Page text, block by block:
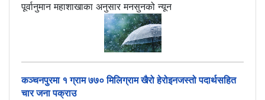
पूर्वानुमान महाशाखाका अनुसार मनसुनको न्यून
कञ्चनपुरमा १ ग्राम ७७० मिलिग्राम खैरो हेरोइनजस्तो पदार्थसहित
चार जना पक्राउ